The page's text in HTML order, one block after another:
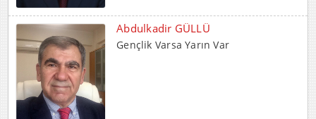
Abdulkadir GÜLLÜ
Gençlik Varsa Yarın Var